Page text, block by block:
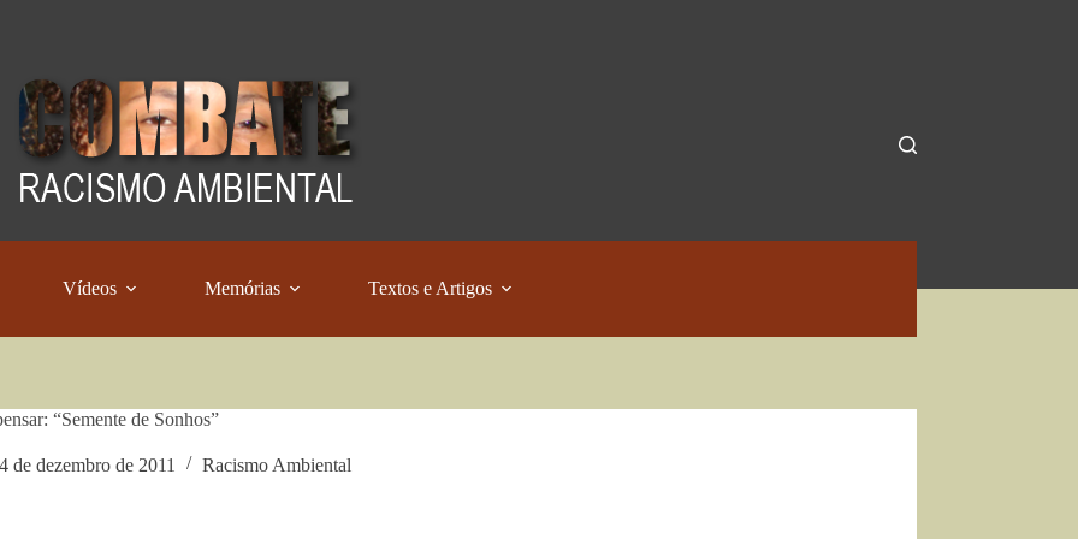
Vídeos Memórias Textos e Artigos
“Semente de Sonhos”
de dezembro de 2011 Racismo Ambiental